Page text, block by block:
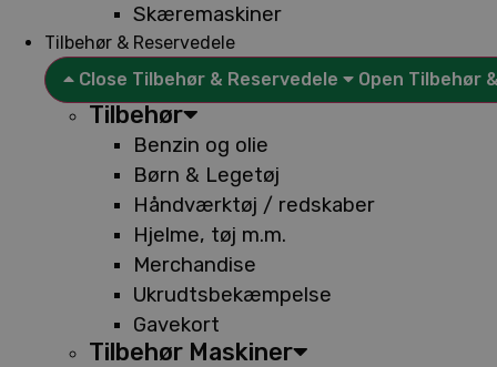
Skæremaskiner
Tilbehør & Reservedele
Close Tilbehør & Reservedele
Open Tilbehør
Tilbehør
Benzin og olie
Børn & Legetøj
Håndværktøj / redskaber
Hjelme, tøj m.m.
Merchandise
Ukrudtsbekæmpelse
Gavekort
Tilbehør Maskiner